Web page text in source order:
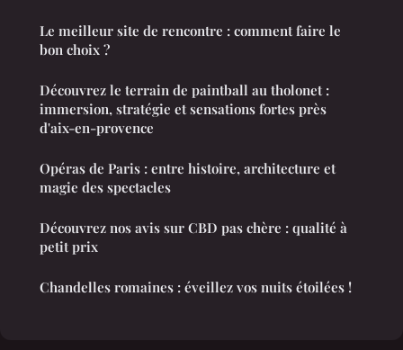
Le meilleur site de rencontre : comment faire le
bon choix ?
Découvrez le terrain de paintball au tholonet :
immersion, stratégie et sensations fortes près
d'aix-en-provence
Opéras de Paris : entre histoire, architecture et
magie des spectacles
Découvrez nos avis sur CBD pas chère : qualité à
petit prix
Chandelles romaines : éveillez vos nuits étoilées !